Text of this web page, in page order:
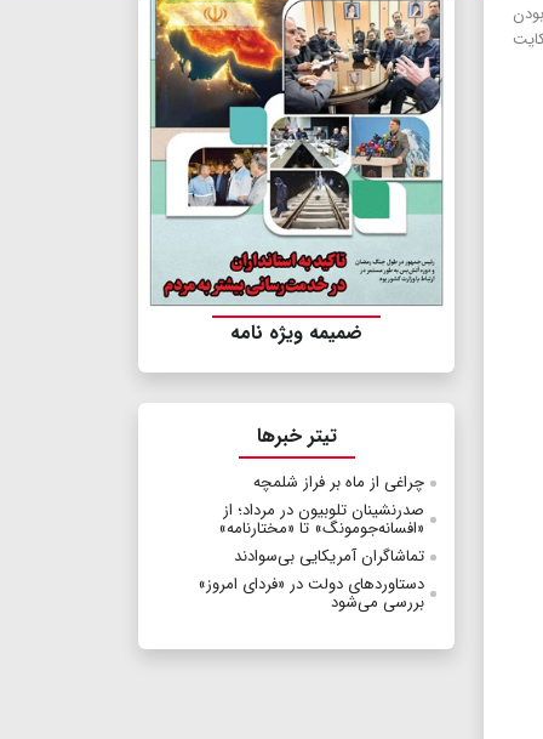
ضمیمه ویژه نامه
تیتر خبرها
چراغی از ماه بر فراز شلمچه
صدرنشینان تلوبیون در مرداد؛ از
«افسانه‌جومونگ» تا «مختارنامه»
تماشاگران آمریکایی بی‌سوادند
دستاوردهای دولت در «فردای امروز»
بررسی می‌شود